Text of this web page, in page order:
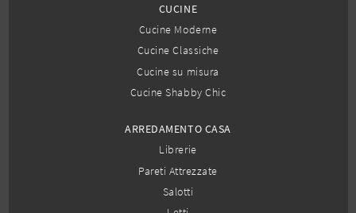
CUCINE
Cucine Moderne
Cucine Classiche
Cucine su misura
Cucine Shabby Chic
ARREDAMENTO CASA
Librerie
Pareti Attrezzate
Salotti